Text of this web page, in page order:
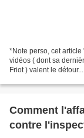
*Note perso, cet
vidéos ( dont sa
Friot ) valent le
Comment
contre